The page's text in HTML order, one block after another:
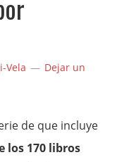
Vela
Dejar un
de que incluye
los 170 libros